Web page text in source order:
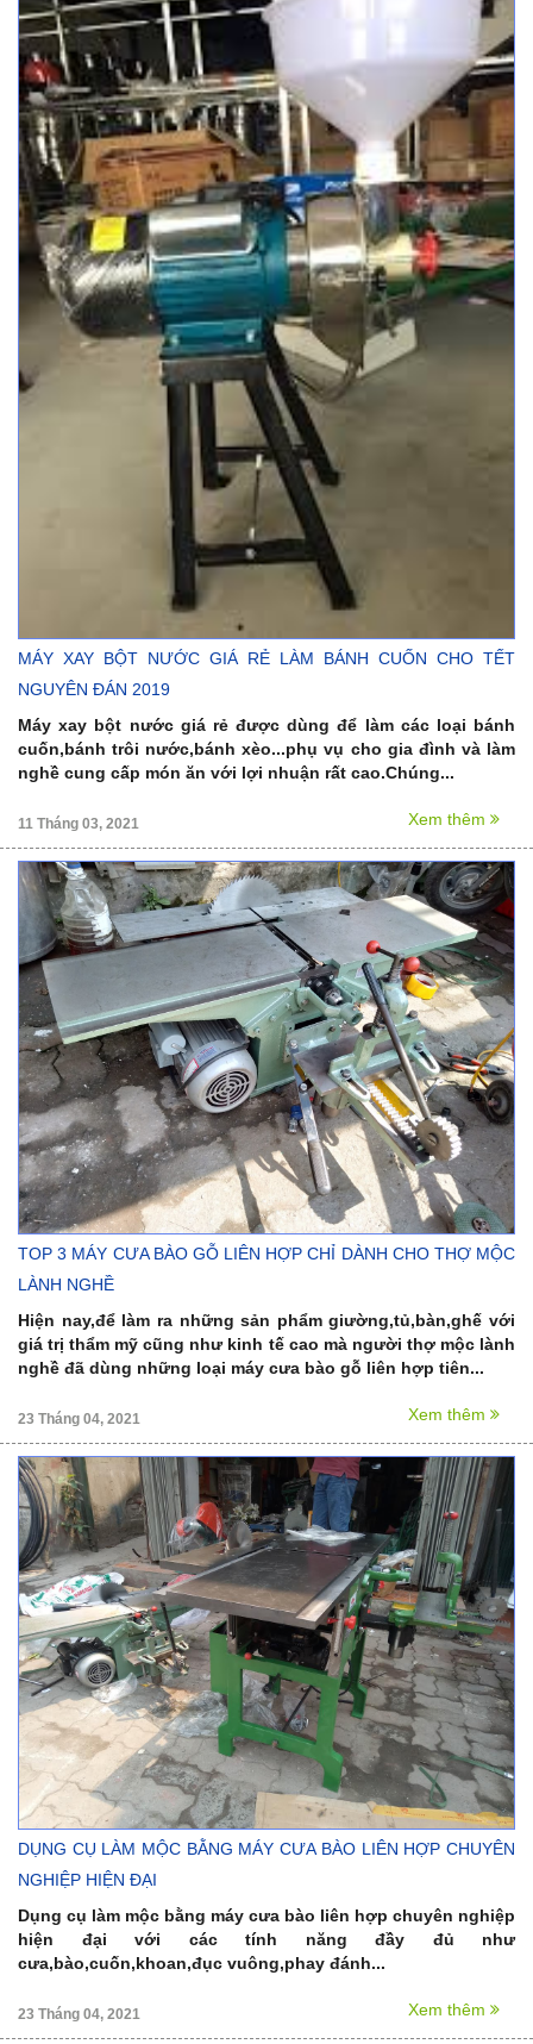
MÁY XAY BỘT NƯỚC GIÁ RẺ LÀM BÁNH CUỐN CHO TẾT
NGUYÊN ĐÁN 2019
Máy xay bột nước giá rẻ được dùng để làm các loại bánh
cuốn,bánh trôi nước,bánh xèo...phụ vụ cho gia đình và làm
nghề cung cấp món ăn với lợi nhuận rất cao.Chúng...
11 Tháng 03, 2021 Xem thêm
TOP 3 MÁY CƯA BÀO GỖ LIÊN HỢP CHỈ DÀNH CHO THỢ MỘC
LÀNH NGHỀ
Hiện nay,để làm ra những sản phẩm giường,tủ,bàn,ghế với
giá trị thẩm mỹ cũng như kinh tế cao mà người thợ mộc lành
nghề đã dùng những loại máy cưa bào gỗ liên hợp tiên...
23 Tháng 04, 2021 Xem thêm
DỤNG CỤ LÀM MỘC BẰNG MÁY CƯA BÀO LIÊN HỢP CHUYÊN
NGHIỆP HIỆN ĐẠI
Dụng cụ làm mộc bằng máy cưa bào liên hợp chuyên nghiệp
hiện đại với các tính năng đầy đủ như
cưa,bào,cuốn,khoan,đục vuông,phay đánh...
23 Tháng 04, 2021 Xem thêm